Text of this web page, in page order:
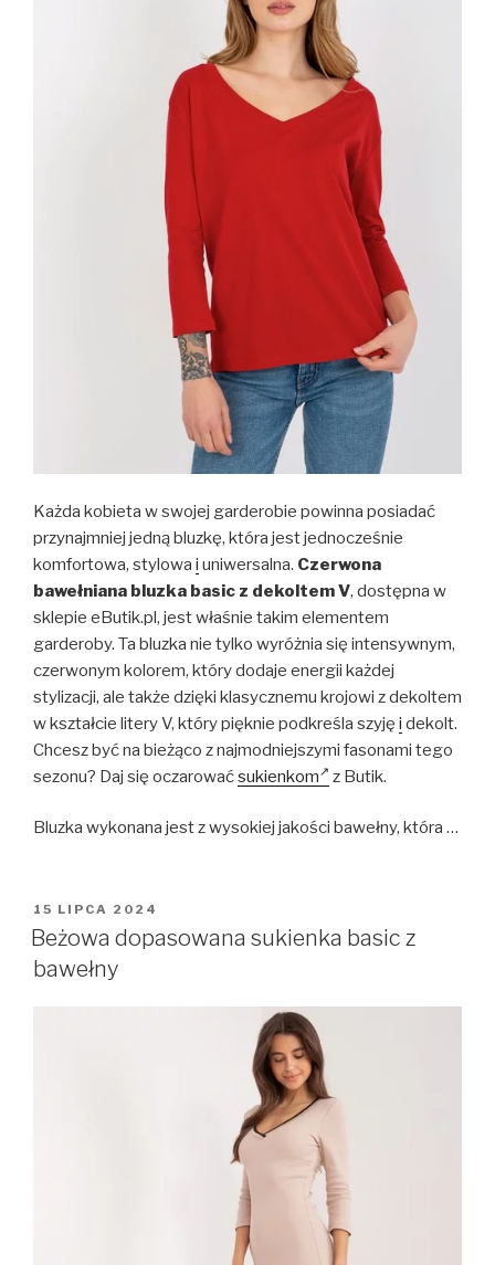
Każda kobieta w swojej garderobie powinna posiadać
przynajmniej jedną bluzkę, która jest jednocześnie
komfortowa, stylowa i uniwersalna. Czerwona
bawełniana bluzka basic z dekoltem V, dostępna w
sklepie eButik.pl, jest właśnie takim elementem
garderoby. Ta bluzka nie tylko wyróżnia się intensywnym,
czerwonym kolorem, który dodaje energii każdej
stylizacji, ale także dzięki klasycznemu krojowi z dekoltem
w kształcie litery V, który pięknie podkreśla szyję i dekolt.
Chcesz być na bieżąco z najmodniejszymi fasonami tego
sezonu? Daj się oczarowaćsukienkom z Butik.
Bluzka wykonana jest z wysokiej jakości bawełny, która …
OPUBLIKOWANE
W
15 LIPCA 2024
Beżowa dopasowana sukienka basic z
bawełny